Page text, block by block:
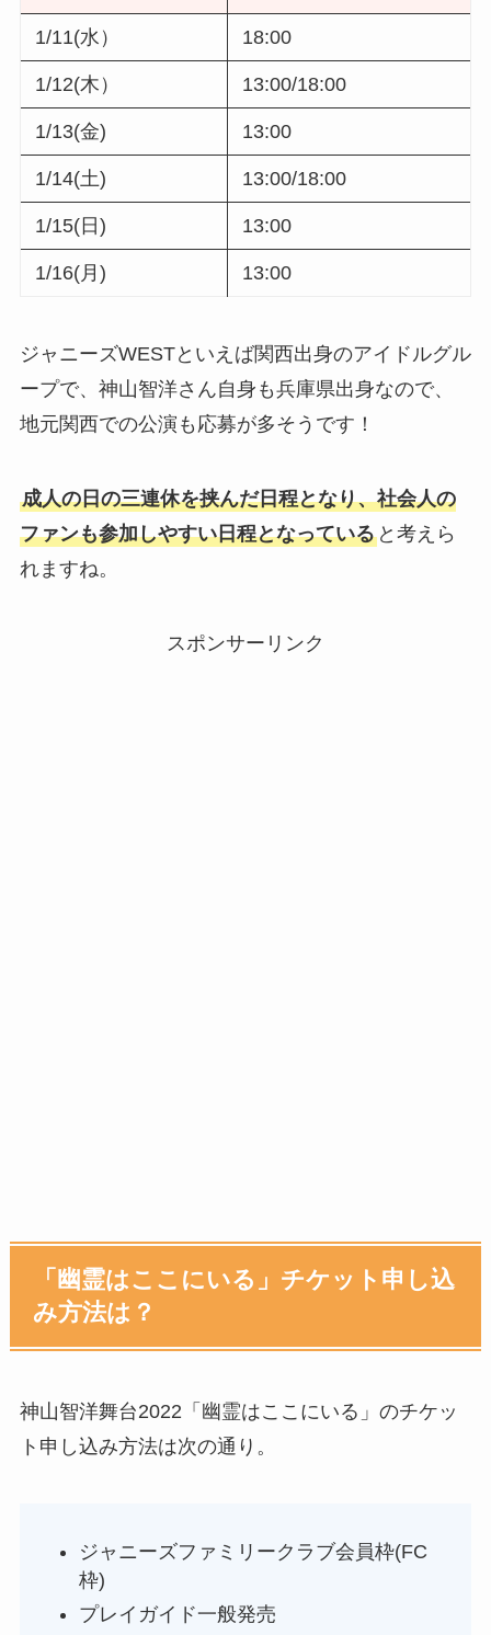
1/11(水） 18:00
1/12(木） 13:00/18:00
1/13(金) 13:00
1/14(土) 13:00/18:00
1/15(日) 13:00
1/16(月) 13:00
ジャニーズWESTといえば関西出身のアイドルグル
ープで、神山智洋さん自身も兵庫県出身なので、
地元関西での公演も応募が多そうです！
成人の日の三連休を挟んだ日程となり、社会人の
ファンも参加しやすい日程となっていると考えら
れますね。
スポンサーリンク
「幽霊はここにいる」チケット申し込
み方法は？
神山智洋舞台2022「幽霊はここにいる」のチケッ
ト申し込み方法は次の通り。
ジャニーズファミリークラブ会員枠(FC
枠)
プレイガイド一般発売